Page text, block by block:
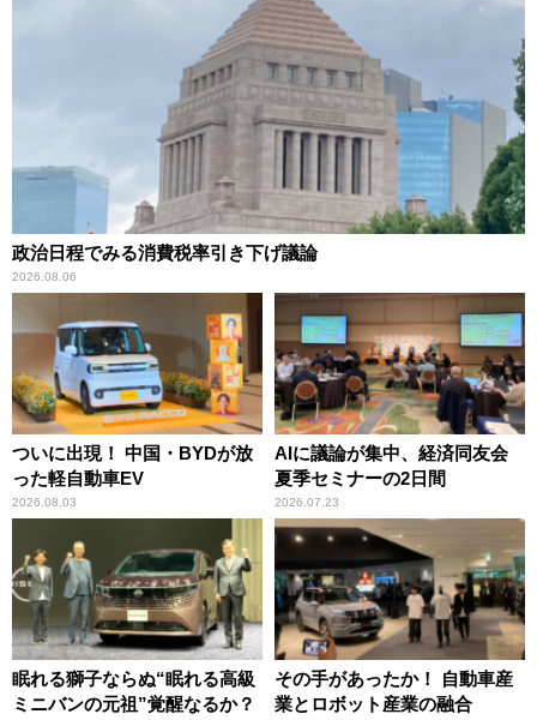
政治日程でみる消費税率引き下げ議論
2026.08.06
ついに出現！ 中国・BYDが放
った軽自動車EV
2026.08.03
AIに議論が集中、経済同友会
夏季セミナーの2日間
2026.07.23
眠れる獅子ならぬ“眠れる高級
ミニバンの元祖”覚醒なるか？
その手があったか！ 自動車産
業とロボット産業の融合